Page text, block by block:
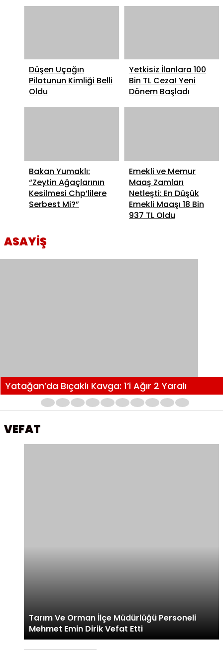
Düşen Uçağın
Pilotunun Kimliği Belli
Oldu
Yetkisiz İlanlara 100
Bin TL Ceza! Yeni
Dönem Başladı
Bakan Yumaklı:
“Zeytin Ağaçlarının
Kesilmesi Chp’lilere
Serbest Mi?”
Emekli ve Memur
Maaş Zamları
Netleşti: En Düşük
Emekli Maaşı 18 Bin
937 TL Oldu
ASAYİŞ
Yatağan’da Bıçaklı Kavga: 1’i Ağır 2 Yaralı
VEFAT
Tarım Ve Orman İlçe Müdürlüğü Personeli
Mehmet Emin Dirik Vefat Etti